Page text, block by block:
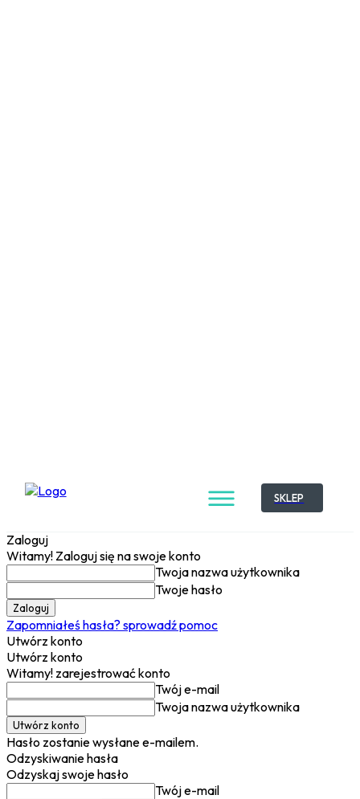
SKLEP
Zaloguj
Witamy! Zaloguj się na swoje konto
Twoja nazwa użytkownika
Twoje hasło
Zapomniałeś hasła? sprowadź pomoc
Utwórz konto
Utwórz konto
Witamy! zarejestrować konto
Twój e-mail
Twoja nazwa użytkownika
Hasło zostanie wysłane e-mailem.
Odzyskiwanie hasła
Odzyskaj swoje hasło
Twój e-mail